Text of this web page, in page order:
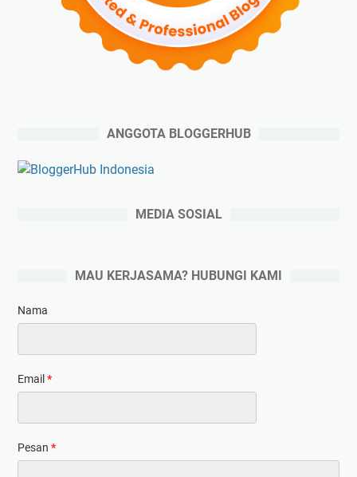
ANGGOTA BLOGGERHUB
MEDIA SOSIAL
MAU KERJASAMA? HUBUNGI KAMI
Nama
Email *
Pesan *